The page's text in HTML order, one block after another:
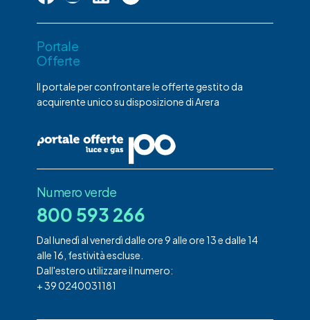
Portale
Offerte
Il portale per confrontare le offerte gestito da
acquirente unico su disposizione di Arera
Numero verde
800 593 266
Dal lunedì al venerdì dalle ore 9 alle ore 13 e dalle 14
alle 16, festività escluse.
Dall'estero utilizzare il numero:
+ 39 0240031181